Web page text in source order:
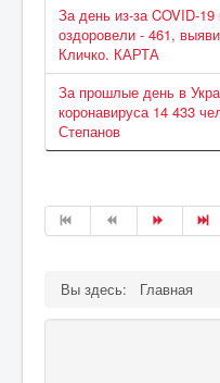
За день из-за COVID-
оздоровели - 461,
Кличко. КАРТА
За прошлые день в
коронавируса 14 433
Степанов
Вы здесь: Главная